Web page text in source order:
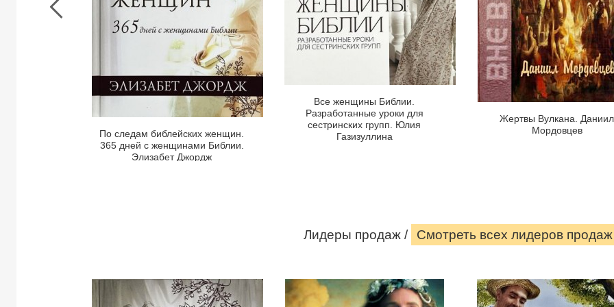
По следам библейских женщин.
365 дней с женщинами Библии.
Элизабет Джордж
с
женщинами
Элизабет
Джордж
Страница
Все женщины Библии.
Разработанные уроки для
сестринских групп. Юлия
Газизуллина
сестринских
групп.
Юлия
книги
Жертвы Вулкана. Даниил
Мордовцев
Вулкана»
—
увлекательный
исторический
роман
известного
русского
писателя
посвященный
одной
самых
трагических
Лидеры продаж / Смотреть всеx лидеров продаж